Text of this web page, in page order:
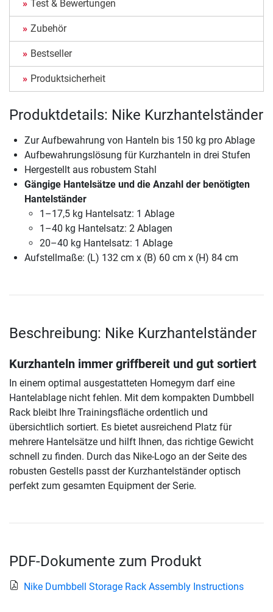
Test & Bewertungen
Zubehör
Bestseller
Produktsicherheit
Produktdetails: Nike Kurzhantelständer
Zur Aufbewahrung von Hanteln bis 150 kg pro Ablage
Aufbewahrungslösung für Kurzhanteln in drei Stufen
Hergestellt aus robustem Stahl
Gängige Hantelsätze und die Anzahl der benötigten
Hantelständer
1–17,5 kg Hantelsatz: 1 Ablage
1–40 kg Hantelsatz: 2 Ablagen
20–40 kg Hantelsatz: 1 Ablage
Aufstellmaße: (L) 132 cm x (B) 60 cm x (H) 84 cm
Beschreibung: Nike Kurzhantelständer
Kurzhanteln immer griffbereit und gut sortiert
In einem optimal ausgestatteten Homegym darf eine
Hantelablage nicht fehlen. Mit dem kompakten Dumbbell
Rack bleibt Ihre Trainingsfläche ordentlich und
übersichtlich sortiert. Es bietet ausreichend Platz für
mehrere Hantelsätze und hilft Ihnen, das richtige Gewicht
schnell zu finden. Durch das Nike-Logo an der Seite des
robusten Gestells passt der Kurzhantelständer optisch
perfekt zum gesamten Equipment der Serie.
PDF-Dokumente zum Produkt
Nike Dumbbell Storage Rack Assembly Instructions